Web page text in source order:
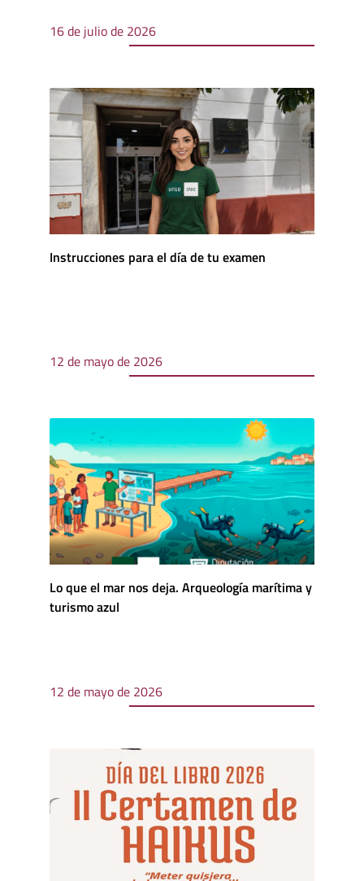
16 de julio de 2026
Instrucciones para el día de tu examen
12 de mayo de 2026
Lo que el mar nos deja. Arqueología marítima y
turismo azul
12 de mayo de 2026